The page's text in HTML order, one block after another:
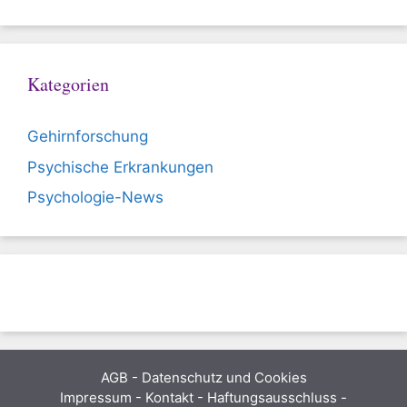
Kategorien
Gehirnforschung
Psychische Erkrankungen
Psychologie-News
AGB - Datenschutz und Cookies
Impressum - Kontakt - Haftungsausschluss -